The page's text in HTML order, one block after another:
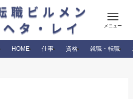
メニュー
HOME 仕事 資格 就職・転職